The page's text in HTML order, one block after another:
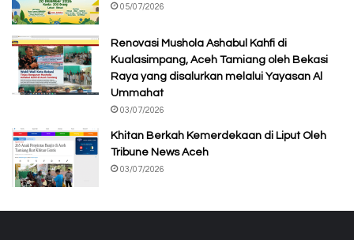
05/07/2026
Renovasi Mushola Ashabul Kahfi di
Kualasimpang, Aceh Tamiang oleh Bekasi
Raya yang disalurkan melalui Yayasan Al
Ummahat
03/07/2026
Khitan Berkah Kemerdekaan di Liput Oleh
Tribune News Aceh
03/07/2026